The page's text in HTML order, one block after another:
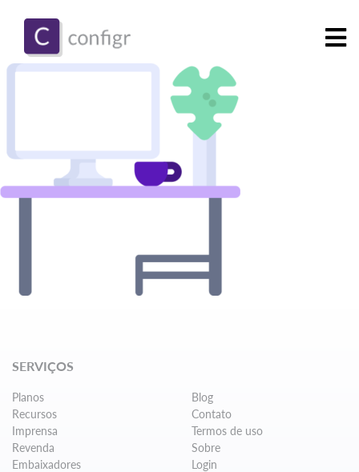
SERVIÇOS
Planos
Recursos
Imprensa
Revenda
Embaixadores
Blog
Contato
Termos de uso
Sobre
Login